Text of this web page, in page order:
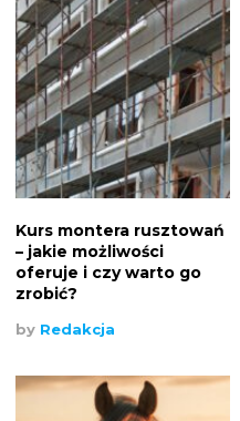
Kurs montera rusztowań
– jakie możliwości
oferuje i czy warto go
zrobić?
by Redakcja